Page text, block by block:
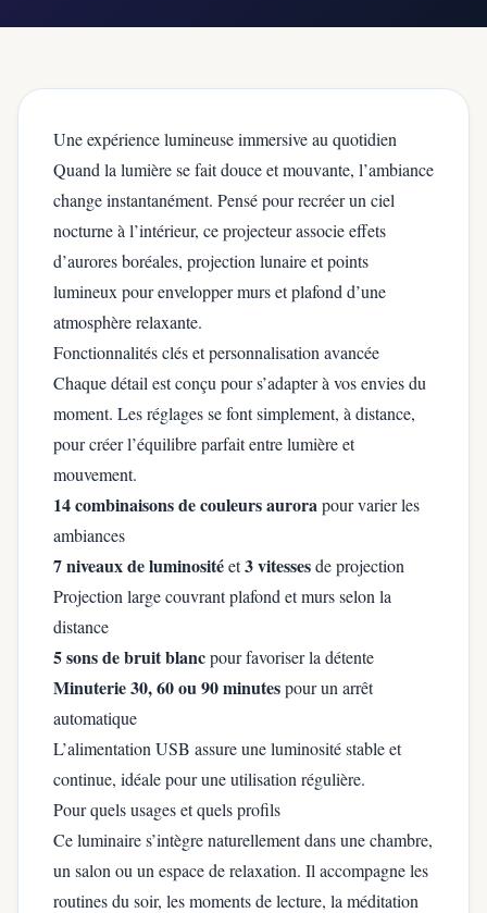
Une expérience lumineuse immersive au quotidien
Quand la lumière se fait douce et mouvante, l’ambiance
change instantanément. Pensé pour recréer un ciel
nocturne à l’intérieur, ce projecteur associe effets
d’aurores boréales, projection lunaire et points
lumineux pour envelopper murs et plafond d’une
atmosphère relaxante.
Fonctionnalités clés et personnalisation avancée
Chaque détail est conçu pour s’adapter à vos envies du
moment. Les réglages se font simplement, à distance,
pour créer l’équilibre parfait entre lumière et
mouvement.
14 combinaisons de couleurs aurorapour varier les
ambiances
7 niveaux de luminositéet3 vitessesde projection
Projection large couvrant plafond et murs selon la
distance
5 sons de bruit blancpour favoriser la détente
Minuterie 30, 60 ou 90 minutespour un arrêt
automatique
L’alimentation USB assure une luminosité stable et
continue, idéale pour une utilisation régulière.
Pour quels usages et quels profils
Ce luminaire s’intègre naturellement dans une chambre,
un salon ou un espace de relaxation. Il accompagne les
routines du soir, les moments de lecture, la méditation